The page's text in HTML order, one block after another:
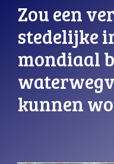
Zou een
stedelijke
mondiaal
kunnen